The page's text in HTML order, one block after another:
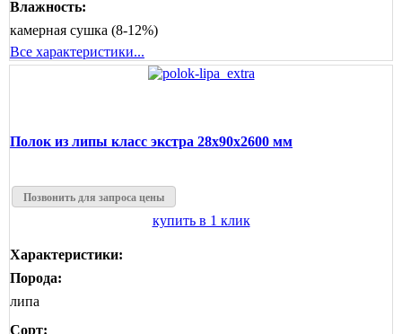
Влажность:
камерная сушка (8-12%)
Все характеристики...
Полок из липы класс экстра 28x90x2600 мм
Позвонить для запроса цены
купить в 1 клик
Характеристики:
Порода:
липа
Сорт: